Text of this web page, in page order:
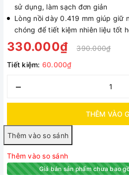
sử dụng, làm sạch đơn giản
Lòng nồi dày 0.419 mm giúp giữ
chóng để tiết kiệm nhiên liệu tốt
330.000₫
390.000₫
Tiết kiệm: 60.000₫
–
THÊM VÀO
Thêm vào so sánh
Giá bán sản phẩm chưa bao